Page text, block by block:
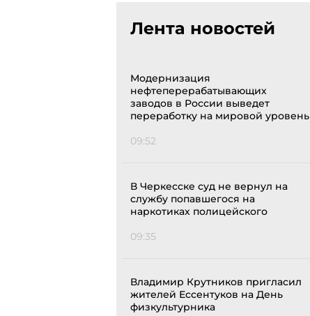
Лента новостей
Модернизация
нефтеперерабатывающих
заводов в России выведет
переработку на мировой уровень
09:52
В Черкесске суд не вернул на
службу попавшегося на
наркотиках полицейского
09:35
Владимир Крутников пригласил
жителей Ессентуков на День
физкультурника